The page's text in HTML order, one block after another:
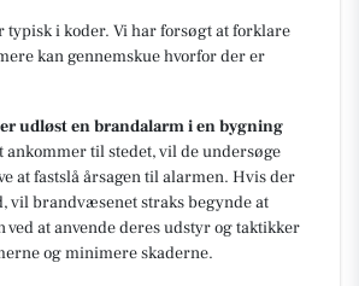
i koder. Vi har forsøgt at forklare
kan gennemskue hvorfor der er
udløst en brandalarm i en bygning
til stedet, vil de undersøge
at fastslå årsagen til alarmen. Hvis der
vil brandvæsenet straks begynde at
at anvende deres udstyr og taktikker
og minimere skaderne.